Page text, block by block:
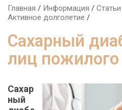
Главная / Информация /
Активное долголетие /
Сахарный
лиц пожилого
Сахар
ный